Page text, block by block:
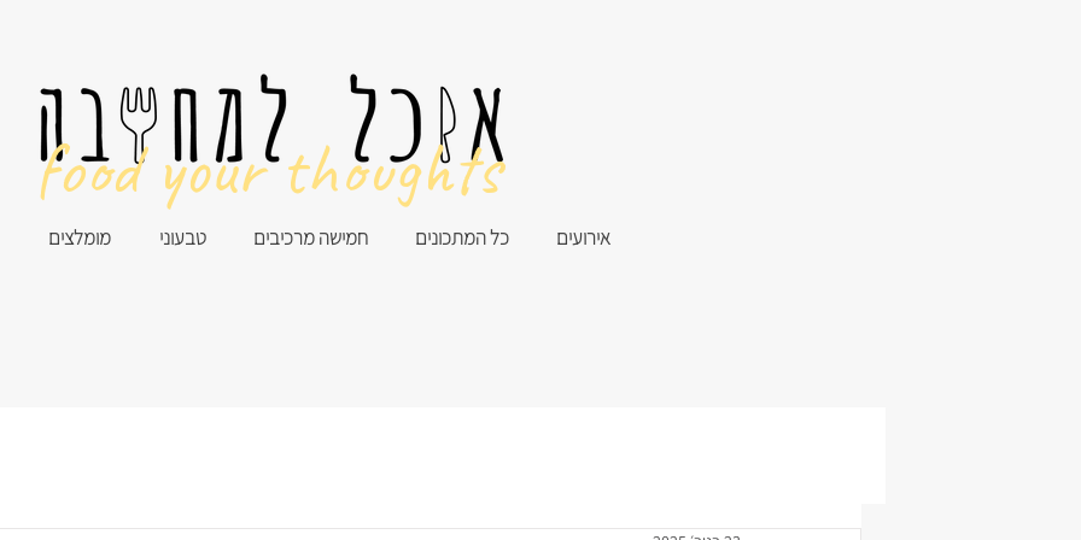
מומלצים טבעוני חמישה מרכיבים כל המתכונים אירועים
food your thoughts